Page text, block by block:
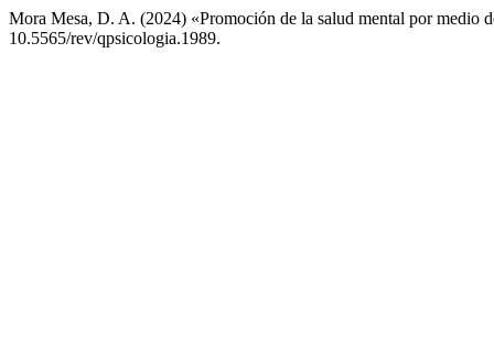
Mora Mesa, D. A. (2024) «Promoción de la salud mental por medio
10.5565/rev/qpsicologia.1989.